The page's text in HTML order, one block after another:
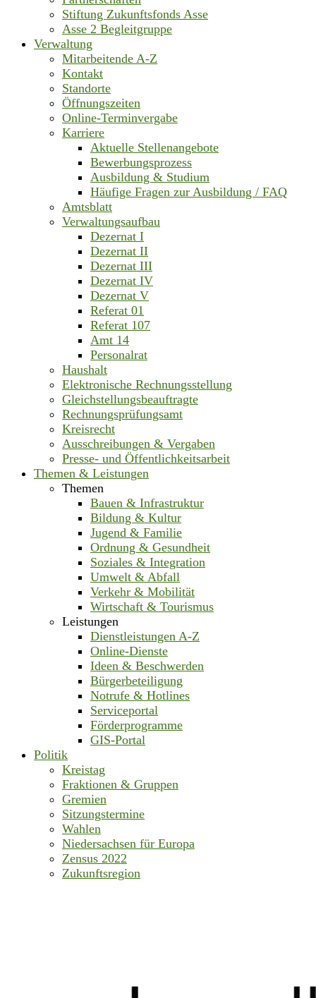
Stiftung Zukunftsfonds Asse
Asse 2 Begleitgruppe
Verwaltung
Mitarbeitende A-Z
Kontakt
Standorte
Öffnungszeiten
Online-Terminvergabe
Karriere
Aktuelle Stellenangebote
Bewerbungsprozess
Ausbildung & Studium
Häufige Fragen zur Ausbildung / FAQ
Amtsblatt
Verwaltungsaufbau
Dezernat I
Dezernat II
Dezernat III
Dezernat IV
Dezernat V
Referat 01
Referat 107
Amt 14
Personalrat
Haushalt
Elektronische Rechnungsstellung
Gleichstellungsbeauftragte
Rechnungsprüfungsamt
Kreisrecht
Ausschreibungen & Vergaben
Presse- und Öffentlichkeitsarbeit
Themen & Leistungen
Themen
Bauen & Infrastruktur
Bildung & Kultur
Jugend & Familie
Ordnung & Gesundheit
Soziales & Integration
Umwelt & Abfall
Verkehr & Mobilität
Wirtschaft & Tourismus
Leistungen
Dienstleistungen A-Z
Online-Dienste
Ideen & Beschwerden
Bürgerbeteiligung
Notrufe & Hotlines
Serviceportal
Förderprogramme
GIS-Portal
Politik
Kreistag
Fraktionen & Gruppen
Gremien
Sitzungstermine
Wahlen
Niedersachsen für Europa
Zensus 2022
Zukunftsregion